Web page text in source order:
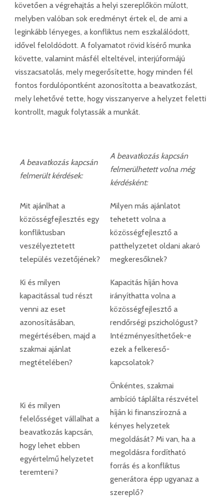
követően a végrehajtás a helyi szereplőkön múlott,
melyben valóban sok eredményt értek el, de ami a
leginkább lényeges, a konfliktus nem eszkalálódott,
idővel feloldódott. A folyamatot rövid kísérő munka
követte, valamint másfél elteltével, interjúformájú
visszacsatolás, mely megerősítette, hogy minden fél
fontos fordulópontként azonosította a beavatkozást,
mely lehetővé tette, hogy visszanyerve a helyzet feletti
kontrollt, maguk folytassák a munkát.
A beavatkozás kapcsán
felmerült kérdések:
A beavatkozás kapcsán
felmerülhetett volna még
kérdésként:
Mit ajánlhat a
közösségfejlesztés egy
konfliktusban
veszélyeztetett
település vezetőjének?
Milyen más ajánlatot
tehetett volna a
közösségfejlesztő a
patthelyzetet oldani akaró
megkeresőknek?
Ki és milyen
kapacitással tud részt
venni az eset
azonosításában,
megértésében, majd a
szakmai ajánlat
megtételében?
Kapacitás híján hova
irányíthatta volna a
közösségfejlesztő a
rendőrségi pszichológust?
Intézményesíthetőek-e
ezek a felkereső-
kapcsolatok?
Ki és milyen
felelősséget vállalhat a
beavatkozás kapcsán,
hogy lehet ebben
egyértelmű helyzetet
teremteni?
Önkéntes, szakmai
ambíció táplálta részvétel
híján ki finanszírozná a
kényes helyzetek
megoldását? Mi van, ha a
megoldásra fordítható
forrás és a konfliktus
generátora épp ugyanaz a
szereplő?